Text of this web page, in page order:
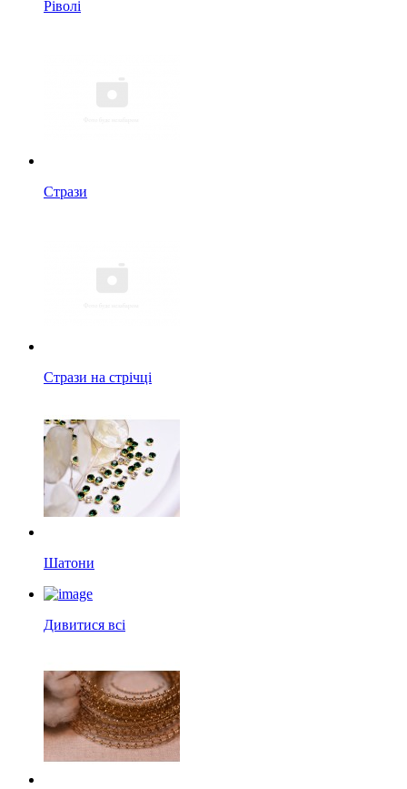
Ріволі
Стрази
Стрази на стрічці
Шатони
Дивитися всі